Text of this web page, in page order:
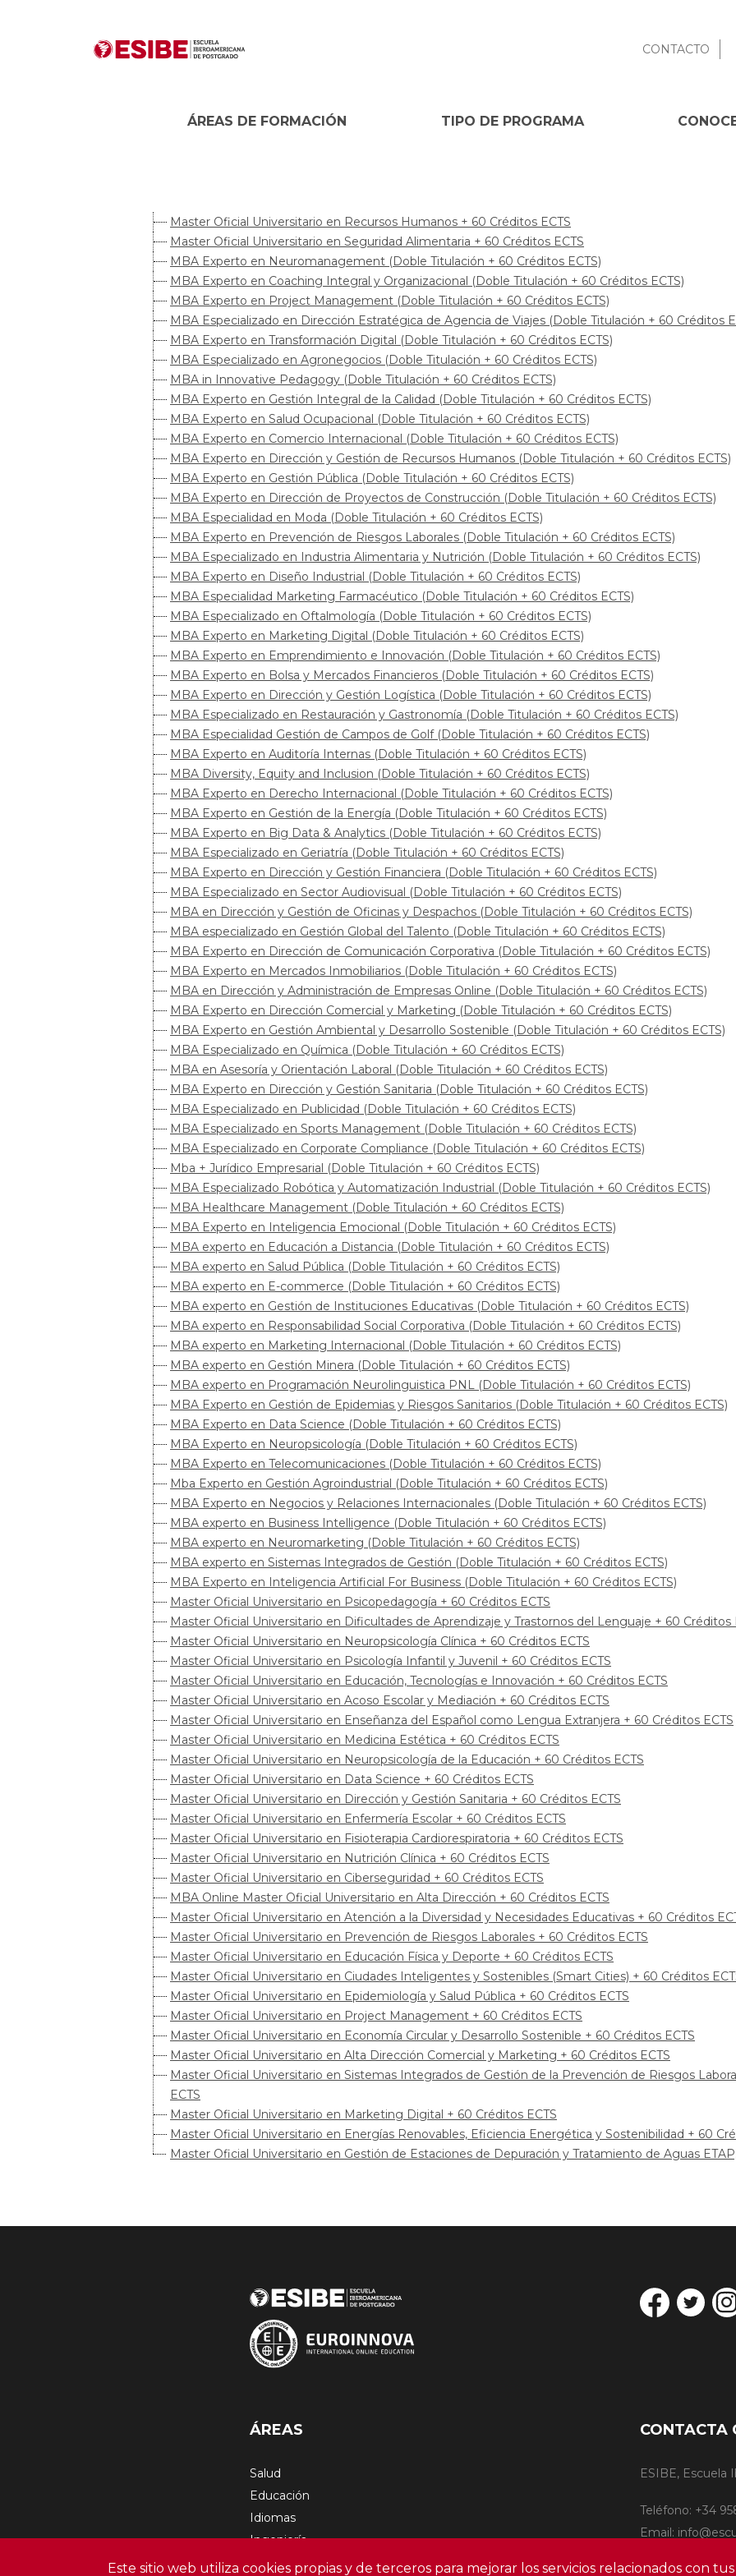
CONTACTO
ÁREAS DE FORMACIÓN TIPO DE PROGRAMA
Master Oficial Universitario en Recursos Humanos + 60 Créditos ECTS
Master Oficial Universitario en Seguridad Alimentaria + 60 Créditos ECTS
MBA Experto en Neuromanagement (Doble Titulación + 60 Créditos ECTS)
MBA Experto en Coaching Integral y Organizacional (Doble Titulación + 60 Créditos ECTS)
MBA Experto en Project Management (Doble Titulación + 60 Créditos ECTS)
MBA Especializado en Dirección Estratégica de Agencia de Viajes (Doble Titulación + 60 Créditos
MBA Experto en Transformación Digital (Doble Titulación + 60 Créditos ECTS)
MBA Especializado en Agronegocios (Doble Titulación + 60 Créditos ECTS)
MBA in Innovative Pedagogy (Doble Titulación + 60 Créditos ECTS)
MBA Experto en Gestión Integral de la Calidad (Doble Titulación + 60 Créditos ECTS)
MBA Experto en Salud Ocupacional (Doble Titulación + 60 Créditos ECTS)
MBA Experto en Comercio Internacional (Doble Titulación + 60 Créditos ECTS)
MBA Experto en Dirección y Gestión de Recursos Humanos (Doble Titulación + 60 Créditos ECTS)
MBA Experto en Gestión Pública (Doble Titulación + 60 Créditos ECTS)
MBA Experto en Dirección de Proyectos de Construcción (Doble Titulación + 60 Créditos ECTS)
MBA Especialidad en Moda (Doble Titulación + 60 Créditos ECTS)
MBA Experto en Prevención de Riesgos Laborales (Doble Titulación + 60 Créditos ECTS)
MBA Especializado en Industria Alimentaria y Nutrición (Doble Titulación + 60 Créditos ECTS)
MBA Experto en Diseño Industrial (Doble Titulación + 60 Créditos ECTS)
MBA Especialidad Marketing Farmacéutico (Doble Titulación + 60 Créditos ECTS)
MBA Especializado en Oftalmología (Doble Titulación + 60 Créditos ECTS)
MBA Experto en Marketing Digital (Doble Titulación + 60 Créditos ECTS)
MBA Experto en Emprendimiento e Innovación (Doble Titulación + 60 Créditos ECTS)
MBA Experto en Bolsa y Mercados Financieros (Doble Titulación + 60 Créditos ECTS)
MBA Experto en Dirección y Gestión Logística (Doble Titulación + 60 Créditos ECTS)
MBA Especializado en Restauración y Gastronomía (Doble Titulación + 60 Créditos ECTS)
MBA Especialidad Gestión de Campos de Golf (Doble Titulación + 60 Créditos ECTS)
MBA Experto en Auditoría Internas (Doble Titulación + 60 Créditos ECTS)
MBA Diversity, Equity and Inclusion (Doble Titulación + 60 Créditos ECTS)
MBA Experto en Derecho Internacional (Doble Titulación + 60 Créditos ECTS)
MBA Experto en Gestión de la Energía (Doble Titulación + 60 Créditos ECTS)
MBA Experto en Big Data & Analytics (Doble Titulación + 60 Créditos ECTS)
MBA Especializado en Geriatría (Doble Titulación + 60 Créditos ECTS)
MBA Experto en Dirección y Gestión Financiera (Doble Titulación + 60 Créditos ECTS)
MBA Especializado en Sector Audiovisual (Doble Titulación + 60 Créditos ECTS)
MBA en Dirección y Gestión de Oficinas y Despachos (Doble Titulación + 60 Créditos ECTS)
MBA especializado en Gestión Global del Talento (Doble Titulación + 60 Créditos ECTS)
MBA Experto en Dirección de Comunicación Corporativa (Doble Titulación + 60 Créditos ECTS)
MBA Experto en Mercados Inmobiliarios (Doble Titulación + 60 Créditos ECTS)
MBA en Dirección y Administración de Empresas Online (Doble Titulación + 60 Créditos ECTS)
MBA Experto en Dirección Comercial y Marketing (Doble Titulación + 60 Créditos ECTS)
MBA Experto en Gestión Ambiental y Desarrollo Sostenible (Doble Titulación + 60 Créditos ECTS)
MBA Especializado en Química (Doble Titulación + 60 Créditos ECTS)
MBA en Asesoría y Orientación Laboral (Doble Titulación + 60 Créditos ECTS)
MBA Experto en Dirección y Gestión Sanitaria (Doble Titulación + 60 Créditos ECTS)
MBA Especializado en Publicidad (Doble Titulación + 60 Créditos ECTS)
MBA Especializado en Sports Management (Doble Titulación + 60 Créditos ECTS)
MBA Especializado en Corporate Compliance (Doble Titulación + 60 Créditos ECTS)
Mba + Jurídico Empresarial (Doble Titulación + 60 Créditos ECTS)
MBA Especializado Robótica y Automatización Industrial (Doble Titulación + 60 Créditos ECTS)
MBA Healthcare Management (Doble Titulación + 60 Créditos ECTS)
MBA Experto en Inteligencia Emocional (Doble Titulación + 60 Créditos ECTS)
MBA experto en Educación a Distancia (Doble Titulación + 60 Créditos ECTS)
MBA experto en Salud Pública (Doble Titulación + 60 Créditos ECTS)
MBA experto en E-commerce (Doble Titulación + 60 Créditos ECTS)
MBA experto en Gestión de Instituciones Educativas (Doble Titulación + 60 Créditos ECTS)
MBA experto en Responsabilidad Social Corporativa (Doble Titulación + 60 Créditos ECTS)
MBA experto en Marketing Internacional (Doble Titulación + 60 Créditos ECTS)
MBA experto en Gestión Minera (Doble Titulación + 60 Créditos ECTS)
MBA experto en Programación Neurolinguistica PNL (Doble Titulación + 60 Créditos ECTS)
MBA Experto en Gestión de Epidemias y Riesgos Sanitarios (Doble Titulación + 60 Créditos ECTS)
MBA Experto en Data Science (Doble Titulación + 60 Créditos ECTS)
MBA Experto en Neuropsicología (Doble Titulación + 60 Créditos ECTS)
MBA Experto en Telecomunicaciones (Doble Titulación + 60 Créditos ECTS)
Mba Experto en Gestión Agroindustrial (Doble Titulación + 60 Créditos ECTS)
MBA Experto en Negocios y Relaciones Internacionales (Doble Titulación + 60 Créditos ECTS)
MBA experto en Business Intelligence (Doble Titulación + 60 Créditos ECTS)
MBA experto en Neuromarketing (Doble Titulación + 60 Créditos ECTS)
MBA experto en Sistemas Integrados de Gestión (Doble Titulación + 60 Créditos ECTS)
MBA Experto en Inteligencia Artificial For Business (Doble Titulación + 60 Créditos ECTS)
Master Oficial Universitario en Psicopedagogía + 60 Créditos ECTS
Master Oficial Universitario en Dificultades de Aprendizaje y Trastornos del Lenguaje + 60 Créditos
Master Oficial Universitario en Neuropsicología Clínica + 60 Créditos ECTS
Master Oficial Universitario en Psicología Infantil y Juvenil + 60 Créditos ECTS
Master Oficial Universitario en Educación, Tecnologías e Innovación + 60 Créditos ECTS
Master Oficial Universitario en Acoso Escolar y Mediación + 60 Créditos ECTS
Master Oficial Universitario en Enseñanza del Español como Lengua Extranjera + 60 Créditos ECTS
Master Oficial Universitario en Medicina Estética + 60 Créditos ECTS
Master Oficial Universitario en Neuropsicología de la Educación + 60 Créditos ECTS
Master Oficial Universitario en Data Science + 60 Créditos ECTS
Master Oficial Universitario en Dirección y Gestión Sanitaria + 60 Créditos ECTS
Master Oficial Universitario en Enfermería Escolar + 60 Créditos ECTS
Master Oficial Universitario en Fisioterapia Cardiorespiratoria + 60 Créditos ECTS
Master Oficial Universitario en Nutrición Clínica + 60 Créditos ECTS
Master Oficial Universitario en Ciberseguridad + 60 Créditos ECTS
MBA Online Master Oficial Universitario en Alta Dirección + 60 Créditos ECTS
Master Oficial Universitario en Atención a la Diversidad y Necesidades Educativas + 60 Créditos
Master Oficial Universitario en Prevención de Riesgos Laborales + 60 Créditos ECTS
Master Oficial Universitario en Educación Física y Deporte + 60 Créditos ECTS
Master Oficial Universitario en Ciudades Inteligentes y Sostenibles (Smart Cities) + 60 Créditos
Master Oficial Universitario en Epidemiología y Salud Pública + 60 Créditos ECTS
Master Oficial Universitario en Project Management + 60 Créditos ECTS
Master Oficial Universitario en Economía Circular y Desarrollo Sostenible + 60 Créditos ECTS
Master Oficial Universitario en Alta Dirección Comercial y Marketing + 60 Créditos ECTS
Master Oficial Universitario en Sistemas Integrados de Gestión de la Prevención de Riesgos
ECTS
Master Oficial Universitario en Marketing Digital + 60 Créditos ECTS
Master Oficial Universitario en Energías Renovables, Eficiencia Energética y Sostenibilidad + 60
Master Oficial Universitario en Gestión de Estaciones de Depuración y Tratamiento de Aguas
ÁREAS
Salud
Educación
Idiomas
Ingeniería
Empresa
CONTACTA
ESIBE, Escuela
Teléfono: +34
Email:
Este sitio web utiliza cookies propias y de terceros para mejorar los servicios relacionados con